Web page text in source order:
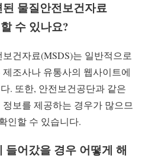
물질안전보건자료
수 있나요?
건자료(MSDS)는 일반적으로
조사나 유통사의 웹사이트에
. 또한, 안전보건공단과 같은
보를 제공하는 경우가 많으므
인할 수 있습니다.
들어갔을 경우 어떻게 해